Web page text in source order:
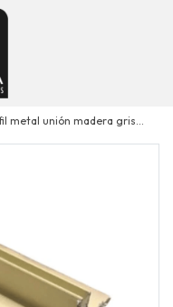
unión madera gris envejecido unid. 380 cm